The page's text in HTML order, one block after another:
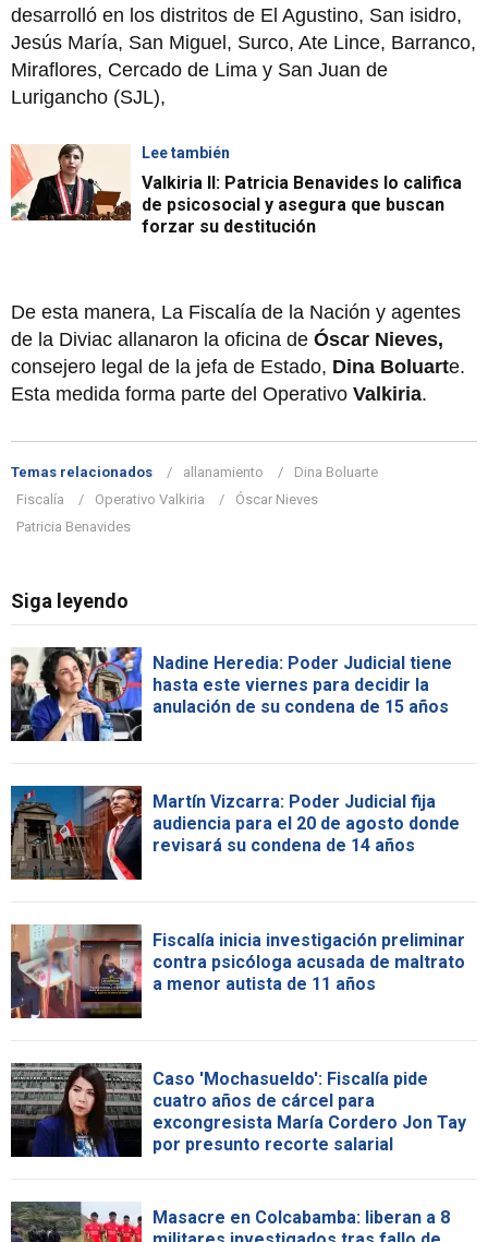
desarrolló en los distritos de El Agustino, San isidro,
Jesús María, San Miguel, Surco, Ate Lince, Barranco,
Miraflores, Cercado de Lima y San Juan de
Lurigancho (SJL),
Lee también
Valkiria II: Patricia Benavides lo califica
de psicosocial y asegura que buscan
forzar su destitución
De esta manera, La Fiscalía de la Nación y agentes
de la Diviac allanaron la oficina de Óscar Nieves,
consejero legal de la jefa de Estado, Dina Boluarte.
Esta medida forma parte del Operativo Valkiria.
Temas relacionados allanamiento
Dina Boluarte
Fiscalía
Operativo Valkiria
Óscar Nieves
Patricia Benavides
Siga leyendo
Nadine Heredia: Poder Judicial tiene
hasta este viernes para decidir la
anulación de su condena de 15 años
Martín Vizcarra: Poder Judicial fija
audiencia para el 20 de agosto donde
revisará su condena de 14 años
Fiscalía inicia investigación preliminar
contra psicóloga acusada de maltrato
a menor autista de 11 años
Caso 'Mochasueldo': Fiscalía pide
cuatro años de cárcel para
excongresista María Cordero Jon Tay
por presunto recorte salarial
Masacre en Colcabamba: liberan a 8